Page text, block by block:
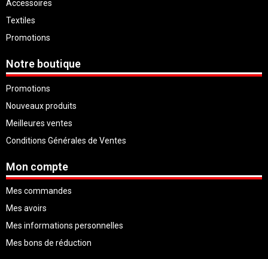
Accessoires
Textiles
Promotions
Notre boutique
Promotions
Nouveaux produits
Meilleures ventes
Conditions Générales de Ventes
Mon compte
Mes commandes
Mes avoirs
Mes informations personnelles
Mes bons de réduction